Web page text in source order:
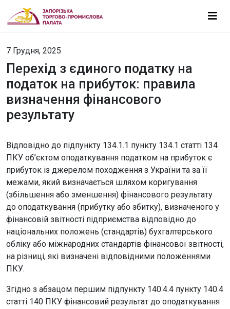
7 Грудня, 2025
Перехід з єдиного податку на
податок на прибуток: правила
визначення фінансового
результату
Відповідно до підпункту 134.1.1 пункту 134.1 статті 134
ПКУ об’єктом оподаткування податком на прибуток є
прибуток із джерелом походження з України та за її
межами, який визначається шляхом коригування
(збільшення або зменшення) фінансового результату
до оподаткування (прибутку або збитку), визначеного у
фінансовій звітності підприємства відповідно до
національних положень (стандартів) бухгалтерського
обліку або міжнародних стандартів фінансової звітності,
на різниці, які визначені відповідними положеннями
ПКУ.
Згідно з абзацом першим підпункту 140.4.4 пункту 140.4
статті 140 ПКУ фінансовий результат до оподаткування